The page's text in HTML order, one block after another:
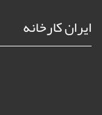
ایران کارخانه